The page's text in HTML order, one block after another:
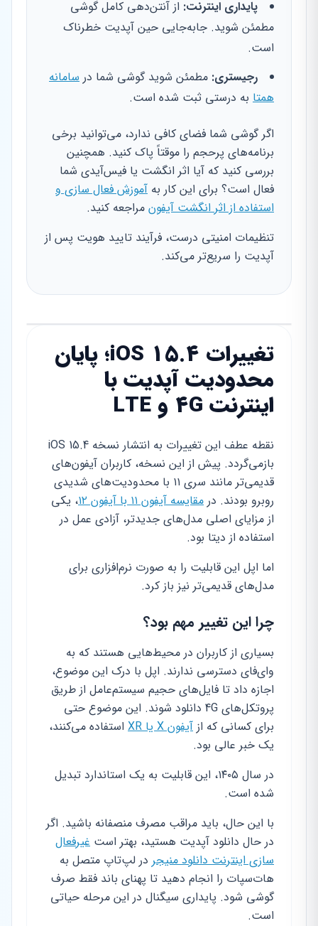
پایداری اینترنت: از آنتن‌دهی کامل گوشی
مطمئن شوید. جابه‌جایی حین آپدیت خطرناک
است.
رجیستری: مطمئن شوید گوشی شما در سامانه
همتا به درستی ثبت شده است.
اگر گوشی شما فضای کافی ندارد، می‌توانید برخی
برنامه‌های پرحجم را موقتاً پاک کنید. همچنین
بررسی کنید که آیا اثر انگشت یا فیس‌آیدی شما
فعال است؟ برای این کار به آموزش فعال سازی و
استفاده از اثر انگشت آیفون مراجعه کنید.
تنظیمات امنیتی درست، فرآیند تایید هویت پس از
آپدیت را سریع‌تر می‌کند.
تغییرات iOS 15.4؛ پایان
محدودیت آپدیت با
اینترنت 4G و LTE
نقطه عطف این تغییرات به انتشار نسخه iOS 15.4
بازمی‌گردد. پیش از این نسخه، کاربران آیفون‌های
قدیمی‌تر مانند سری ۱۱ با محدودیت‌های شدیدی
روبرو بودند. در مقایسه آیفون ۱۱ با آیفون ۱۲
، یکی
از مزایای اصلی مدل‌های جدیدتر، آزادی عمل در
استفاده از دیتا بود.
اما اپل این قابلیت را به صورت نرم‌افزاری برای
مدل‌های قدیمی‌تر نیز باز کرد.
چرا این تغییر مهم بود؟
بسیاری از کاربران در محیط‌هایی هستند که به
وای‌فای دسترسی ندارند. اپل با درک این موضوع،
اجازه داد تا فایل‌های حجیم سیستم‌عامل از طریق
پروتکل‌های 4G دانلود شوند. این موضوع حتی
برای کسانی که از آیفون X یا XR
استفاده می‌کنند،
یک خبر عالی بود.
در سال ۱۴۰۵، این قابلیت به یک استاندارد تبدیل
شده است.
با این حال، باید مراقب مصرف منصفانه باشید. اگر
در حال دانلود آپدیت هستید، بهتر است غیرفعال
سازی اینترنت دانلود منیجر در لپ‌تاپ متصل به
هات‌سپات را انجام دهید تا پهنای باند فقط صرف
گوشی شود. پایداری سیگنال در این مرحله حیاتی
است.